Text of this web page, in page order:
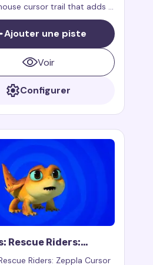
cursor trail that adds a
trail inspired by the
from the iconic
Ajouter une piste
Voir
Configurer
Rescue Riders:
Trail
Riders: Zeppla Cursor